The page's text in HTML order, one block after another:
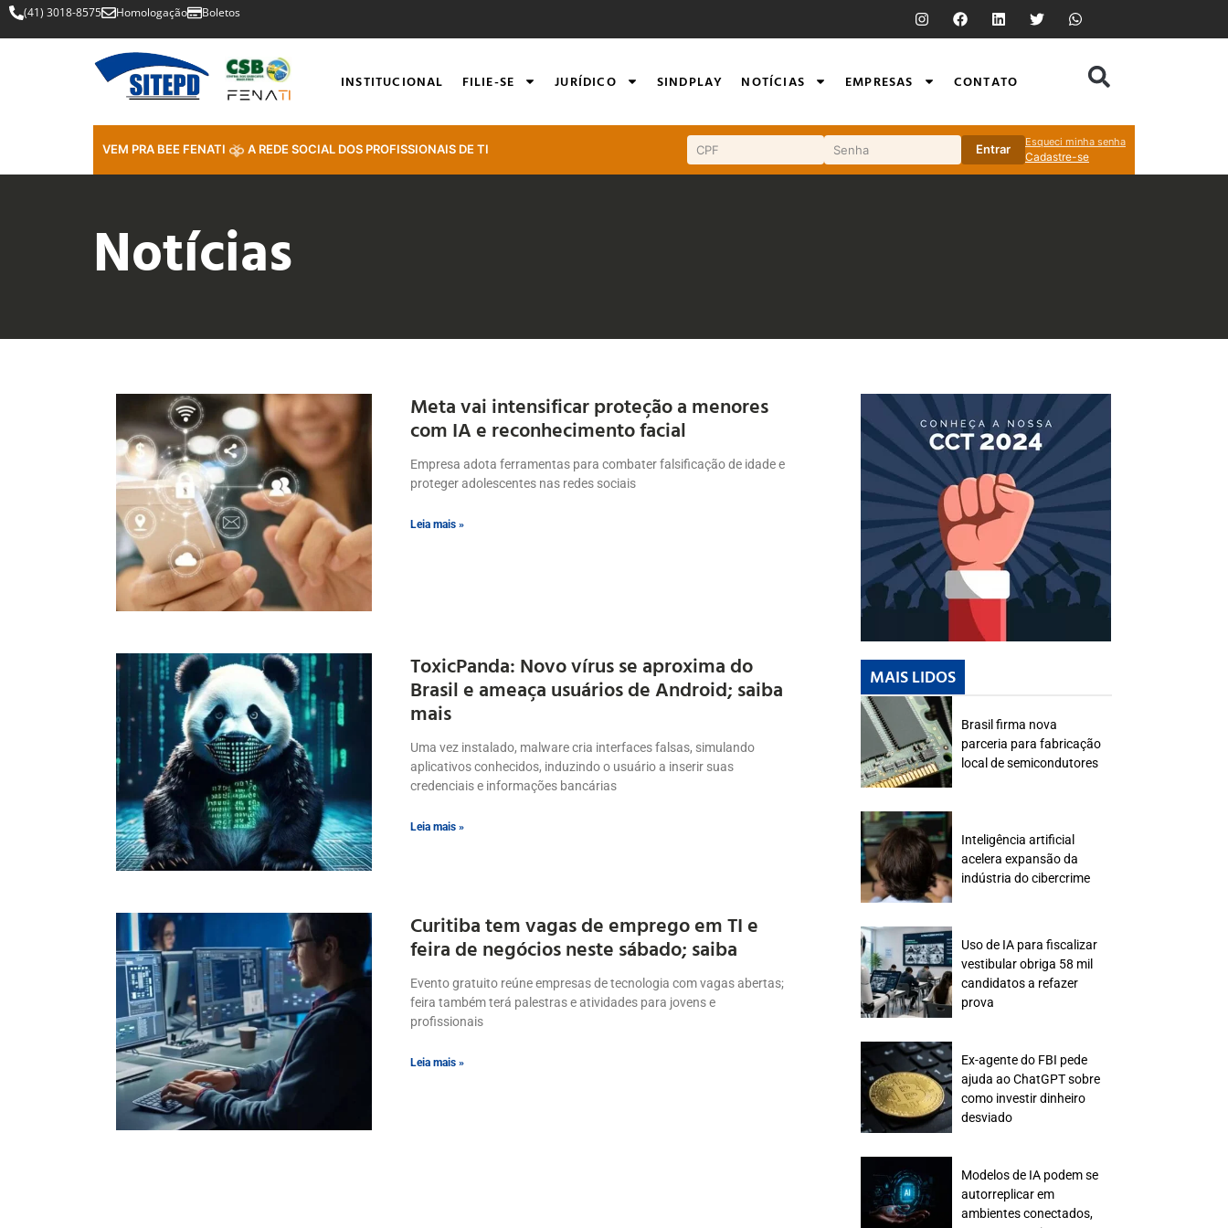
(41) 3018-8575 Homologação Boletos
INSTITUCIONAL FILIE-SE JURÍDICO SINDPLAY NOTÍCIAS EMPRESAS CONTATO
VEM PRA BEE FENATI A REDE SOCIAL DOS PROFISSIONAIS DE TI Entrar
Esqueci minha senha
Cadastre-se
Notícias
Meta vai intensificar proteção a menores
com IA e reconhecimento facial
Empresa adota ferramentas para combater falsificação de idade e
proteger adolescentes nas redes sociais
Leia mais »
ToxicPanda: Novo vírus se aproxima do
Brasil e ameaça usuários de Android; saiba
mais
Uma vez instalado, malware cria interfaces falsas, simulando
aplicativos conhecidos, induzindo o usuário a inserir suas
credenciais e informações bancárias
Leia mais »
Curitiba tem vagas de emprego em TI e
feira de negócios neste sábado; saiba
Evento gratuito reúne empresas de tecnologia com vagas abertas;
feira também terá palestras e atividades para jovens e
profissionais
Leia mais »
MAIS LIDOS
Brasil firma nova
parceria para fabricação
local de semicondutores
Inteligência artificial
acelera expansão da
indústria do cibercrime
Uso de IA para fiscalizar
vestibular obriga 58 mil
candidatos a refazer
prova
Ex-agente do FBI pede
ajuda ao ChatGPT sobre
como investir dinheiro
desviado
Modelos de IA podem se
autorreplicar em
ambientes conectados,